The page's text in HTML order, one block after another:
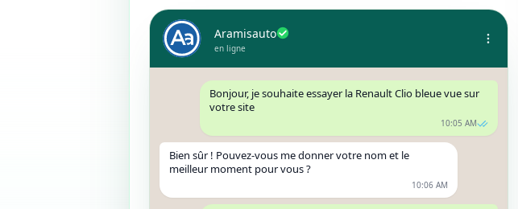
Aramisauto
en ligne
Bonjour, je souhaite essayer la Renault Clio bleue vue sur
votre site
10:05 AM
Bien sûr ! Pouvez-vous me donner votre nom et le
meilleur moment pour vous ?
10:06 AM